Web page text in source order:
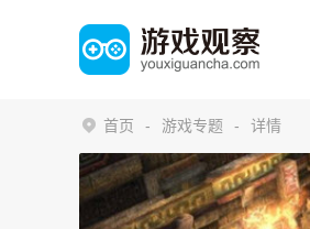
首页 游戏专题 详情